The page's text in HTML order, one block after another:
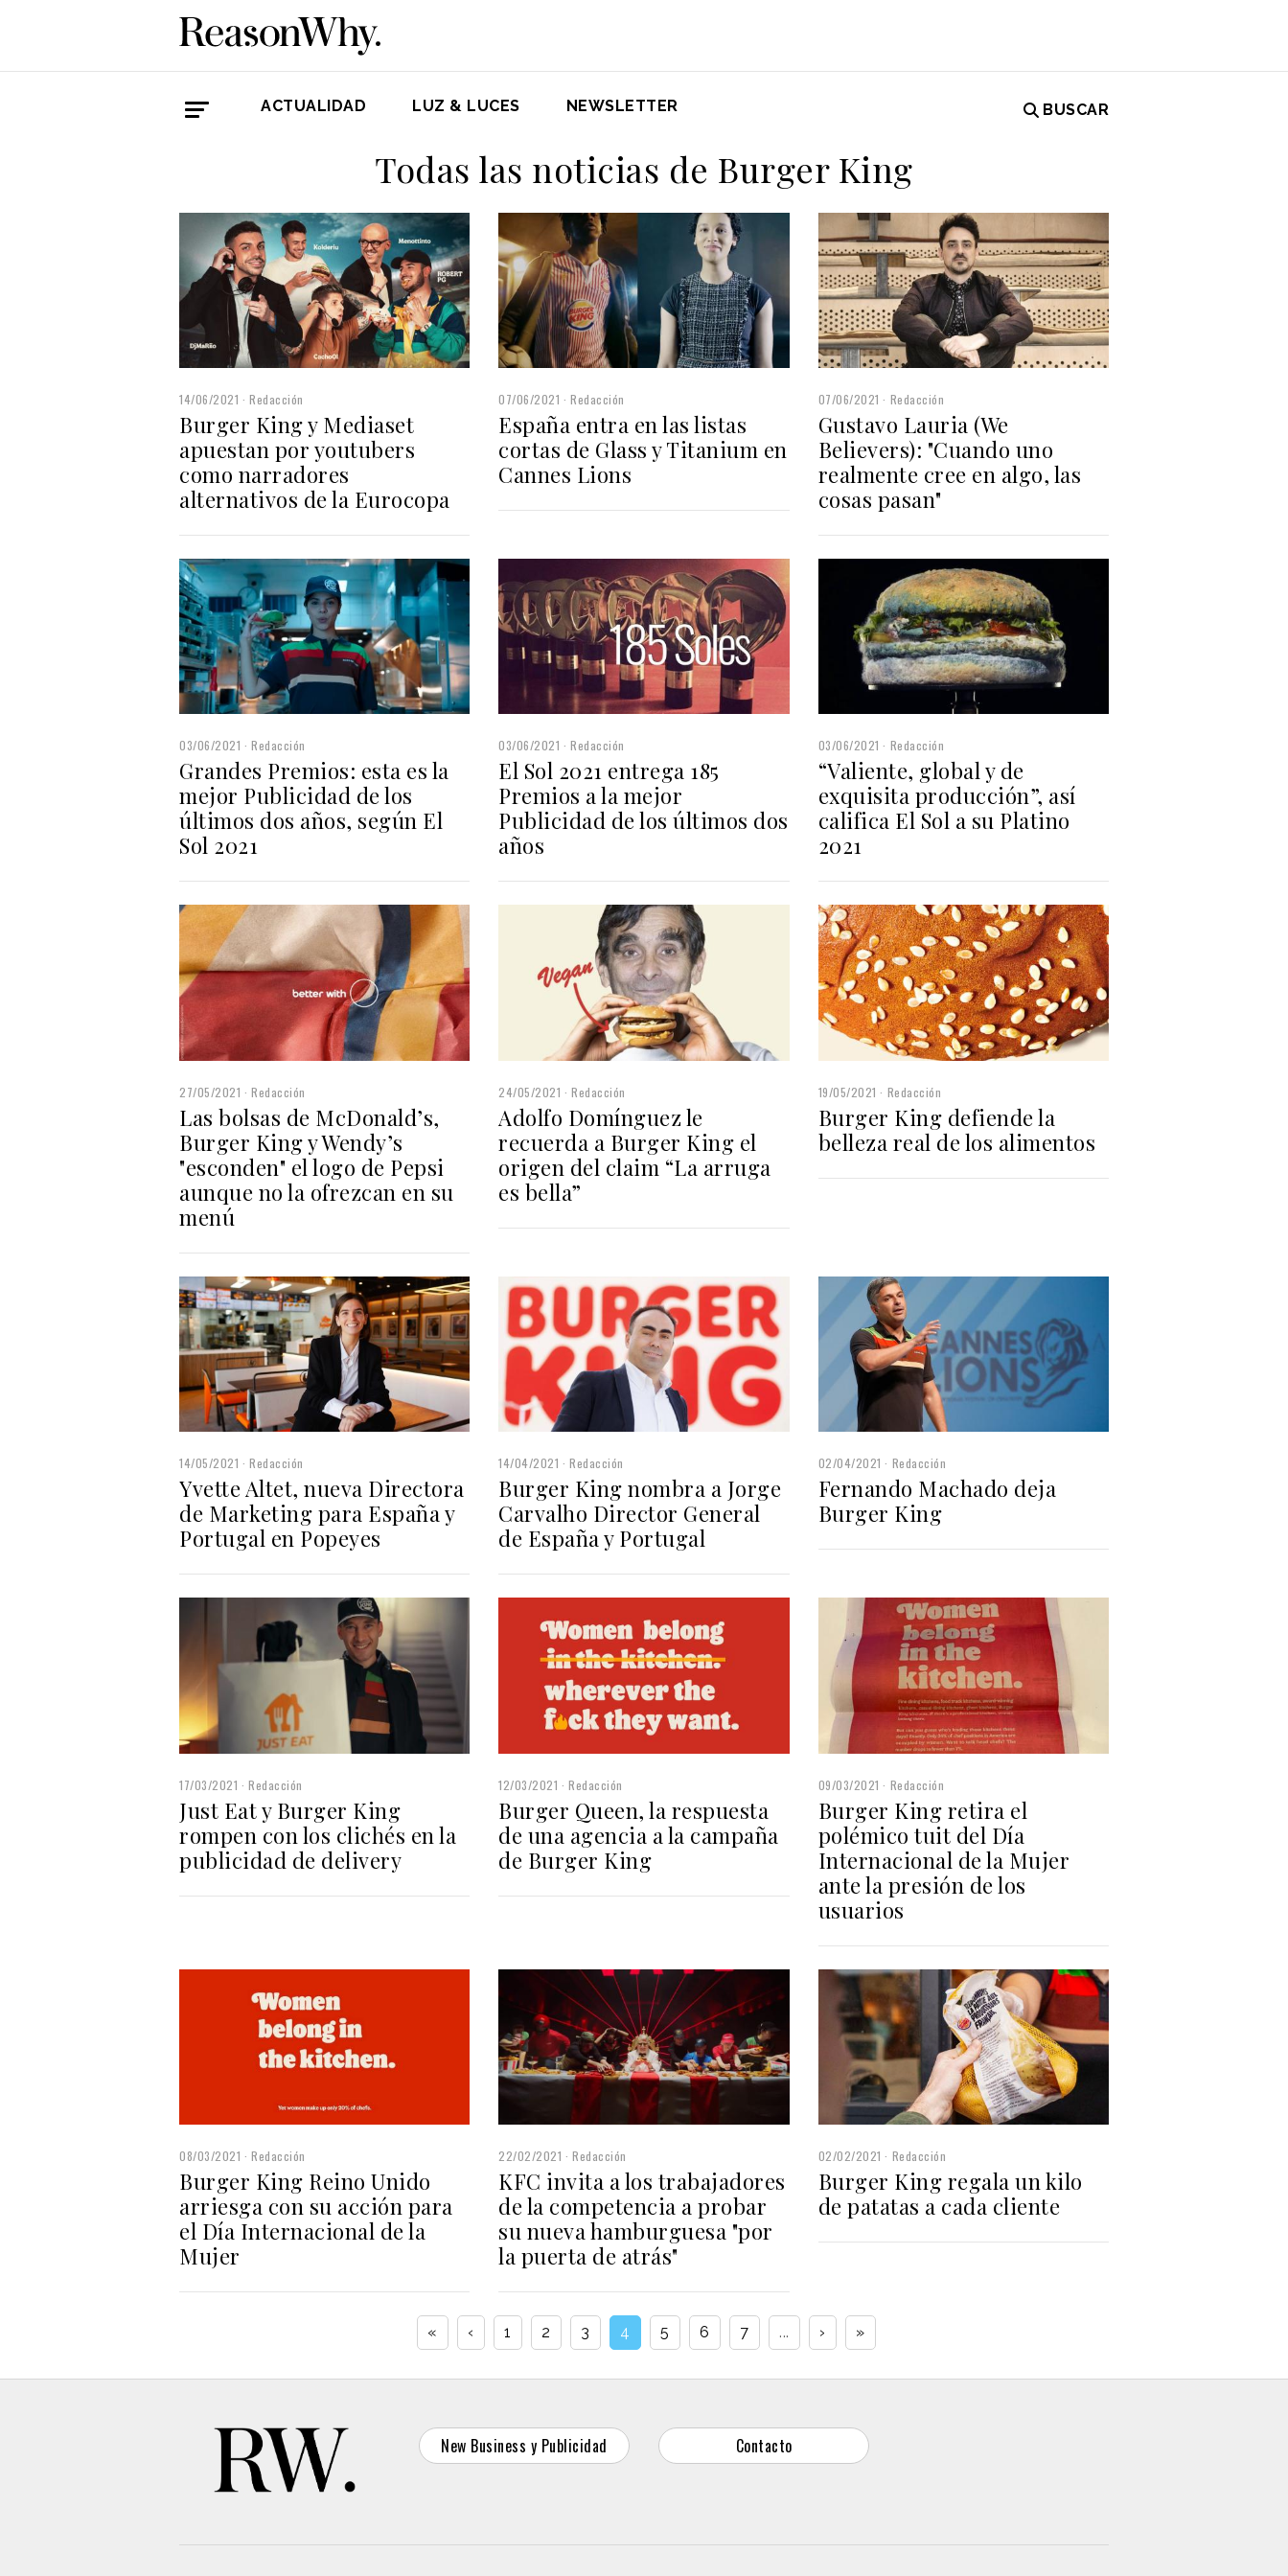
ACTUALIDAD LUZ & LUCES NEWSLETTER BUSCAR
Todas las noticias de Burger King
14/06/2021 Redacción
Burger King y Mediaset
apuestan por youtubers
como narradores
alternativos de la Eurocopa
07/06/2021 Redacción
España entra en las listas
cortas de Glass y Titanium en
Cannes Lions
07/06/2021 Redacción
Gustavo Lauria (We
Believers): "Cuando uno
realmente cree en algo, las
cosas pasan"
03/06/2021 Redacción
Grandes Premios: esta es la
mejor Publicidad de los
últimos dos años, según El
Sol 2021
03/06/2021 Redacción
El Sol 2021 entrega 185
Premios a la mejor
Publicidad de los últimos dos
años
03/06/2021 Redacción
“Valiente, global y de
exquisita producción”, así
califica El Sol a su Platino
2021
27/05/2021 Redacción
Las bolsas de McDonald’s,
Burger King y Wendy’s
"esconden" el logo de Pepsi
aunque no la ofrezcan en su
menú
24/05/2021 Redacción
Adolfo Domínguez le
recuerda a Burger King el
origen del claim “La arruga
es bella”
19/05/2021 Redacción
Burger King defiende la
belleza real de los alimentos
14/05/2021 Redacción
Yvette Altet, nueva Directora
de Marketing para España y
Portugal en Popeyes
14/04/2021 Redacción
Burger King nombra a Jorge
Carvalho Director General
de España y Portugal
02/04/2021 Redacción
Fernando Machado deja
Burger King
17/03/2021 Redacción
Just Eat y Burger King
rompen con los clichés en la
publicidad de delivery
12/03/2021 Redacción
Burger Queen, la respuesta
de una agencia a la campaña
de Burger King
09/03/2021 Redacción
Burger King retira el
polémico tuit del Día
Internacional de la Mujer
ante la presión de los
usuarios
08/03/2021 Redacción
Burger King Reino Unido
arriesga con su acción para
el Día Internacional de la
Mujer
22/02/2021 Redacción
KFC invita a los trabajadores
de la competencia a probar
su nueva hamburguesa "por
la puerta de atrás"
02/02/2021 Redacción
Burger King regala un kilo
de patatas a cada cliente
« ‹ 1 2 3 4 5 6 7 ... › »
New Business y Publicidad Contacto